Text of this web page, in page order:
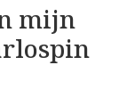
mijn